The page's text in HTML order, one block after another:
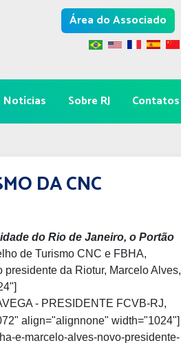
Área do Associado
Notícias Sobre RJ Contatos
DA CNC
do Rio de Janeiro, o Portão
de Turismo CNC e FBHA,
da Riotur, Marcelo Alves,
- PRESIDENTE FCVB-RJ,
align="alignnone" width="1024"]